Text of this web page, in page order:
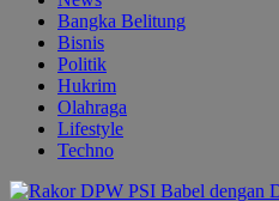
Bangka Belitung
Bisnis
Politik
Hukrim
Olahraga
Lifestyle
Techno